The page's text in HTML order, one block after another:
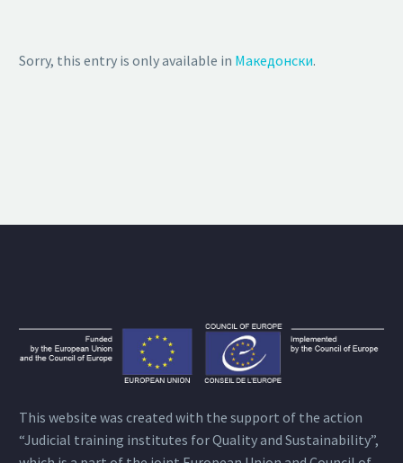
Sorry, this entry is only available in Македонски.
This website was created with the support of the action
“Judicial training institutes for Quality and Sustainability”,